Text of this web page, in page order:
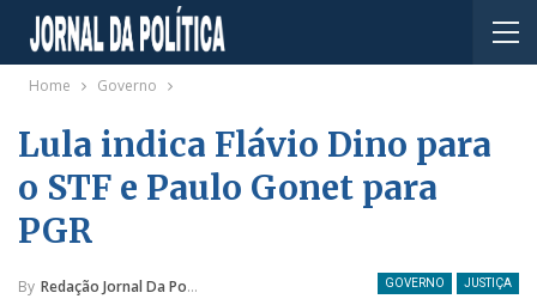
Home Governo
Lula indica Flávio Dino para
o STF e Paulo Gonet para
PGR
GOVERNO JUSTIÇA
By Redação Jornal Da Política